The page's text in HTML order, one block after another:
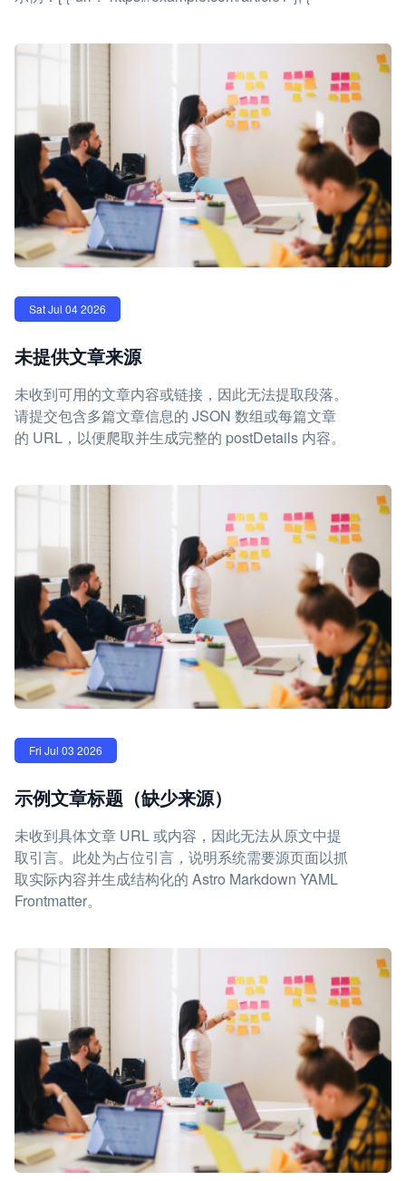
Sat Jul 04 2026
未提供文章来源
未收到可用的文章内容或链接，因此无法提取段落。
请提交包含多篇文章信息的 JSON 数组或每篇文章
的 URL，以便爬取并生成完整的 postDetails 内容。
Fri Jul 03 2026
示例文章标题（缺少来源）
未收到具体文章 URL 或内容，因此无法从原文中提
取引言。此处为占位引言，说明系统需要源页面以抓
取实际内容并生成结构化的 Astro Markdown YAML
Frontmatter。